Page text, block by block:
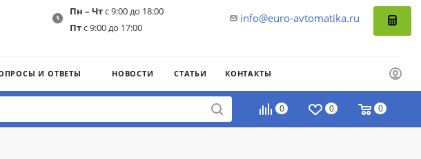
info@euro-avtomatika.ru
Пн – Чтс 9:00 до 18:00
Птс 9:00 до 17:00
И ОТВЕТЫ НОВОСТИ СТАТЬИ КОНТАКТЫ
0 0 0